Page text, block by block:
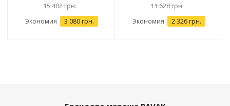
15 402 грн.
Экономия 3 080 грн.
11 628 грн.
Экономия 2 326 грн.